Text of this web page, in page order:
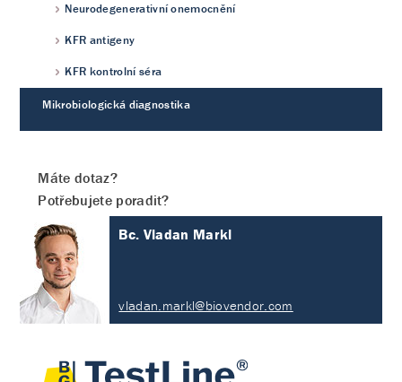
Neurodegenerativní onemocnění
KFR antigeny
KFR kontrolní séra
Mikrobiologická diagnostika
Máte dotaz?
Potřebujete poradit?
Bc. Vladan Markl
vladan.markl@biovendor.com